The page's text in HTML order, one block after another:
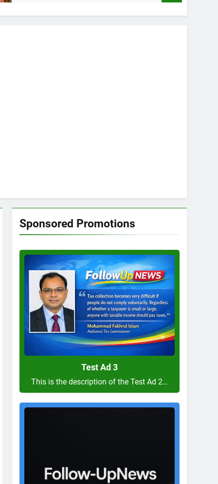
Sponsored Promotions
Test
Ad
3
Test Ad 3
This is the description of the Test Ad 2…